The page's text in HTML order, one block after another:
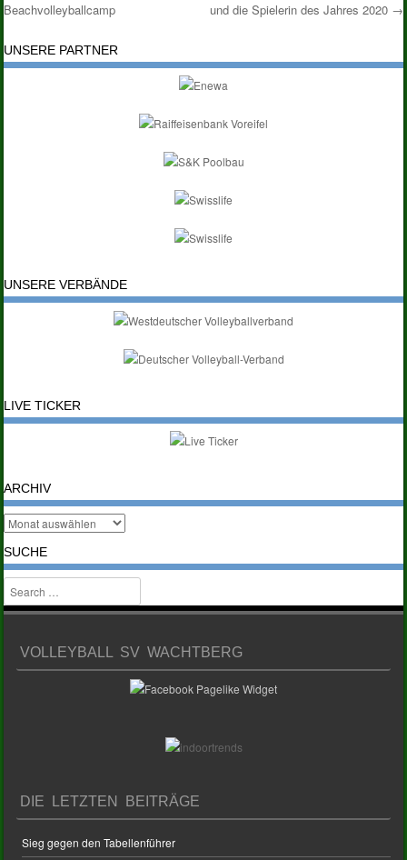
Post navigation
Beachvolleyballcamp
und die Spielerin des Jahres 2020 →
UNSERE PARTNER
UNSERE VERBÄNDE
LIVE TICKER
ARCHIV
SUCHE
Search
VOLLEYBALL SV WACHTBERG
DIE LETZTEN BEITRÄGE
Sieg gegen den Tabellenführer